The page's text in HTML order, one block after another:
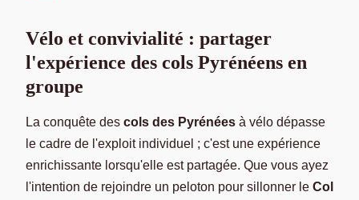
Vélo et convivialité : partager
l'expérience des cols Pyrénéens en
groupe
La conquête des cols des Pyrénées à vélo dépasse
le cadre de l'exploit individuel ; c'est une expérience
enrichissante lorsqu'elle est partagée. Que vous ayez
l'intention de rejoindre un peloton pour sillonner le Col